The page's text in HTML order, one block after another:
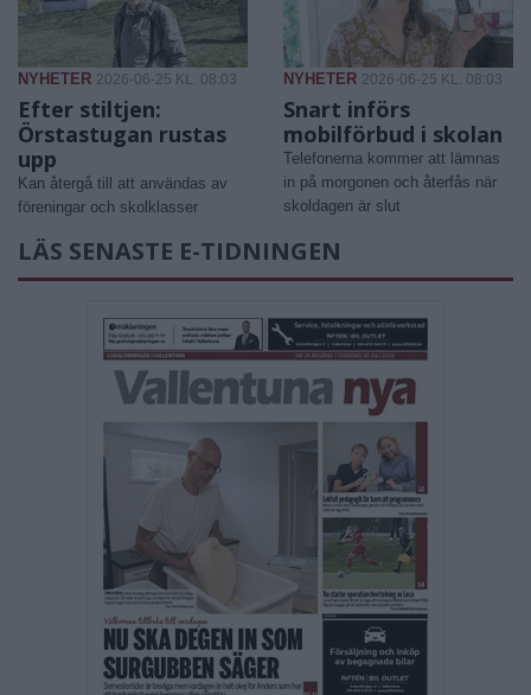
NYHETER 2026-06-25 KL. 08:03
Efter stiltjen:
Örstastugan rustas
upp
Kan återgå till att användas av
föreningar och skolklasser
NYHETER 2026-06-25 KL. 08:03
Snart införs
mobilförbud i skolan
Telefonerna kommer att lämnas
in på morgonen och återfås när
skoldagen är slut
LÄS SENASTE E-TIDNINGEN